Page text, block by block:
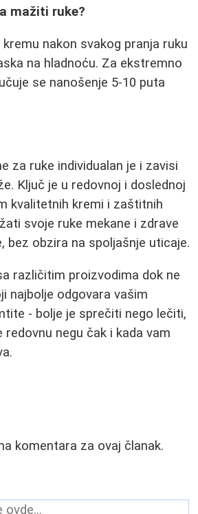
mažiti ruke?
nakon svakog pranja ruku
na hladnoću. Za ekstremno
se nanošenje 5-10 puta
za ruke individualan je i zavisi
Ključ je u redovnoj i doslednoj
kvalitetnih kremi i zaštitnih
svoje ruke mekane i zdrave
bez obzira na spoljašnje uticaje.
različitim proizvodima dok ne
najbolje odgovara vašim
- bolje je sprečiti nego lečiti,
redovnu negu čak i kada vam
komentara za ovaj članak.